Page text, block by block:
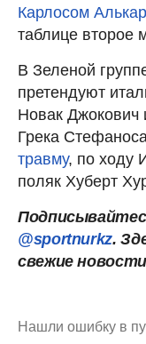
Карлосом
таблице второе
В Зеленой
претендуют
Новак Джокович
Грека
травму, по ходу
поляк Хуберт
@sportnurkz.
свежие
Нашли ошибку в